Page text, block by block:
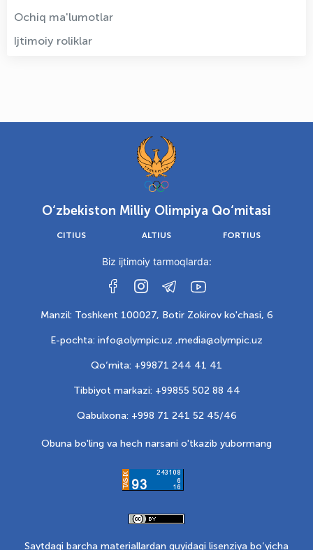
Ochiq ma'lumotlar
Ijtimoiy roliklar
O‘zbekiston Milliy Olimpiya Qo‘mitasi
CITIUS ALTIUS FORTIUS
Biz ijtimoiy tarmoqlarda:
Manzil: Toshkent 100027, Botir Zokirov ko'chasi, 6
E-pochta: info@olympic.uz ,media@olympic.uz
Qo‘mita: +99871 244 41 41
Tibbiyot markazi: +99855 502 88 44
Qabulxona: +998 71 241 52 45/46
Obuna bo'ling va hech narsani o'tkazib yubormang
Saytdagi barcha materiallardan quyidagi lisenziya bo‘yicha